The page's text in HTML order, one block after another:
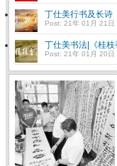
丁仕美行书及长诗
Post: 21年 01月 21日
丁仕美书法|《桂枝
Post: 21年 01月 20日